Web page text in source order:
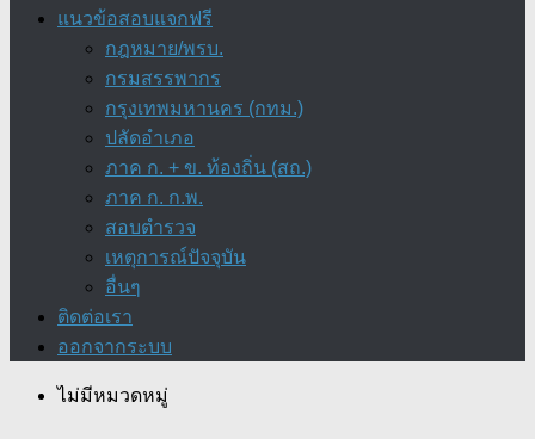
แนวข้อสอบแจกฟรี
กฎหมาย/พรบ.
กรมสรรพากร
กรุงเทพมหานคร (กทม.)
ปลัดอำเภอ
ภาค ก. + ข. ท้องถิ่น (สถ.)
ภาค ก. ก.พ.
สอบตำรวจ
เหตุการณ์ปัจจุบัน
อื่นๆ
ติดต่อเรา
ออกจากระบบ
ไม่มีหมวดหมู่